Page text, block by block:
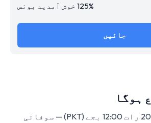
125% خوش آمدید بونس
جائیں
ہوگا
کِک آف: 3 جولائی 2026 رات 12:00 بجے (PKT) — سوفائی